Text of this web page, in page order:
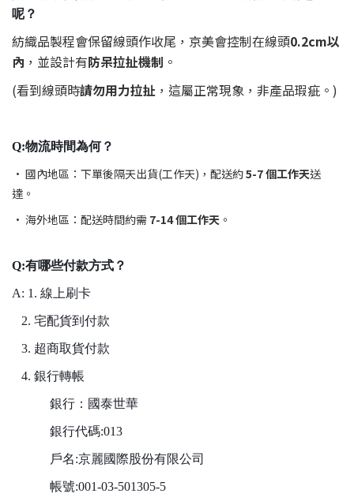
呢？
紡織品製程會保留線頭作收尾，京美會控制在線頭0.2cm以
內 ，並設計有防呆拉扯機制 。
(看到線頭時請勿用力拉扯 ，這屬正常現象，非產品瑕疵。)
Q:物流時間為何？
• 國內地區：下單後隔天出貨(工作天)，配送約5-7 個工作天送
達。
• 海外地區：配送時間約需 7-14 個工作天 。
Q:有哪些付款方式？
A: 1. 線上刷卡
2. 宅配貨到付款
3. 超商取貨付款
4. 銀行轉帳
銀行：國泰世華
銀行代碼:013
戶名:京麗國際股份有限公司
帳號:001-03-501305-5